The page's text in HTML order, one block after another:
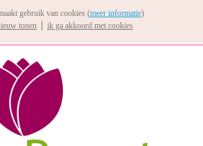
gebruik van cookies (meer informatie)
tonen
ik ga akkoord met cookies